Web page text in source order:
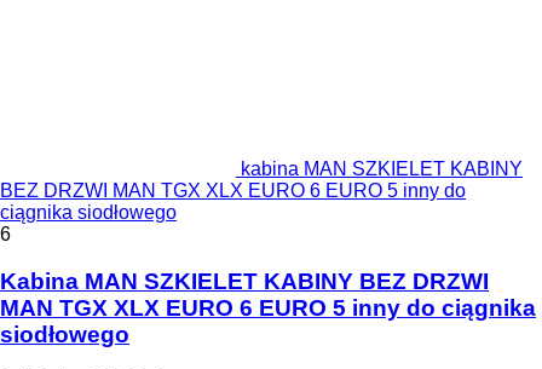
kabina MAN SZKIELET KABINY
BEZ DRZWI MAN TGX XLX EURO 6 EURO 5 inny do
ciągnika siodłowego
6
Kabina MAN SZKIELET KABINY BEZ DRZWI
MAN TGX XLX EURO 6 EURO 5 inny do ciągnika
siodłowego